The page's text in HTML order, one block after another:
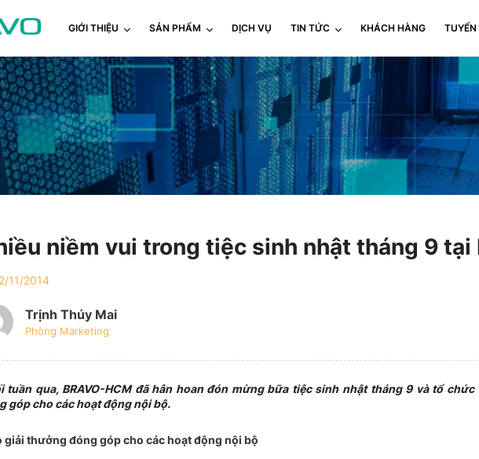
GIỚI THIỆU SẢN PHẨM DỊCH VỤ TIN TỨC KHÁCH HÀNG TUYỂN
niềm vui trong tiệc sinh nhật tháng 9 tại
11/2014
Trịnh Thúy Mai
Phòng Marketing
tuần qua, BRAVO-HCM đã hân hoan đón mừng bữa tiệc sinh nhật tháng 9 và tổ
góp cho các hoạt động nội bộ.
giải thưởng đóng góp cho các hoạt động nội bộ